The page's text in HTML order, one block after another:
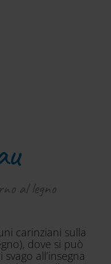
al legno
carinziani sulla
dove si può
all’insegna